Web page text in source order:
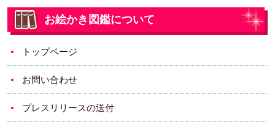
お絵かき図鑑について
トップページ
お問い合わせ
プレスリリースの送付